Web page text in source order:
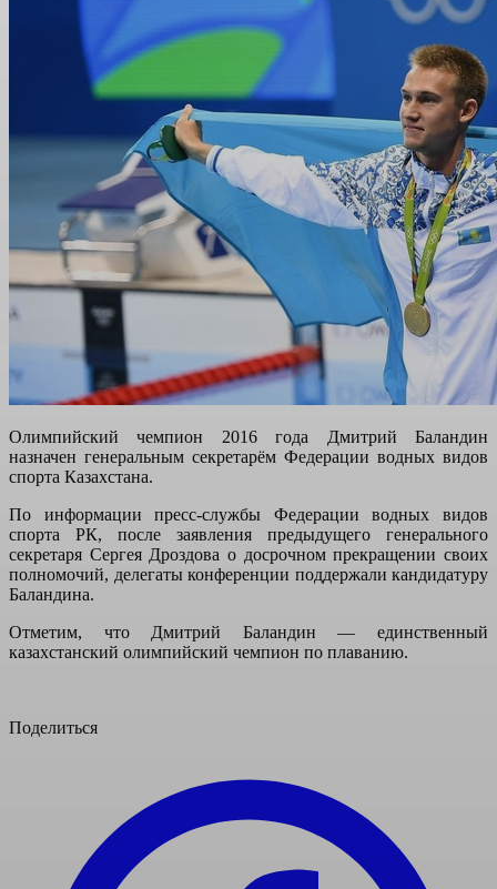
Олимпийский чемпион 2016 года Дмитрий Баландин
назначен генеральным секретарём Федерации водных видов
спорта Казахстана.
По информации пресс-службы Федерации водных видов
спорта РК, после заявления предыдущего генерального
секретаря Сергея Дроздова о досрочном прекращении своих
полномочий, делегаты конференции поддержали кандидатуру
Баландина.
Отметим, что Дмитрий Баландин — единственный
казахстанский олимпийский чемпион по плаванию.
Поделиться